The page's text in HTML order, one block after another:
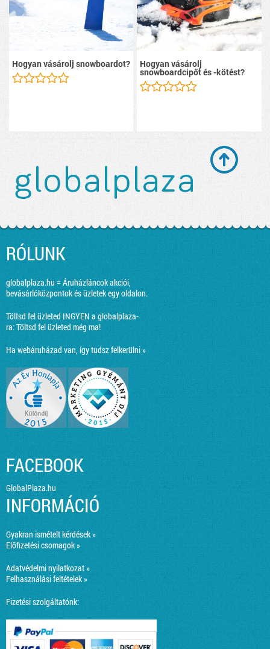
Hogyan vásárolj snowboardot? Hogyan vásárolj
snowboardcipőt és -kötést?
RÓLUNK
globalplaza.hu = Áruházláncok akciói,
bevásárlóközpontok és üzletek egy oldalon.
Töltsd fel üzleted INGYEN a globalplaza-
ra:Töltsd fel üzleted még ma!
Ha webáruházad van, így tudsz felkerülni »
FACEBOOK
GlobalPlaza.hu
INFORMÁCIÓ
Gyakran ismételt kérdések »
Előfizetési csomagok »
Adatvédelmi nyilatkozat »
Felhasználási feltételek »
Fizetési szolgáltatónk: